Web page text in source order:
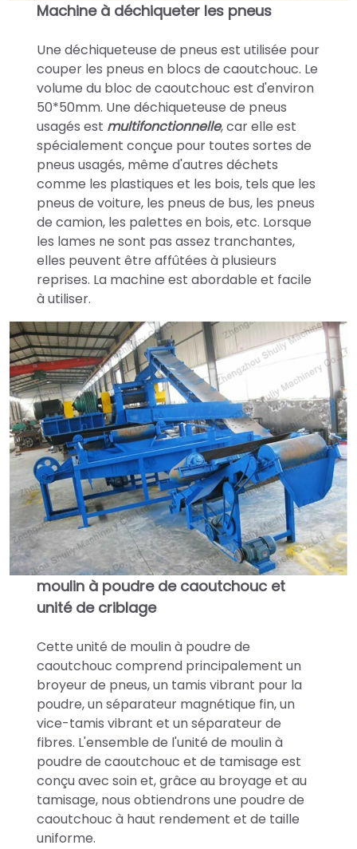
Machine à déchiqueter les pneus
Une déchiqueteuse de pneus est utilisée pour
couper les pneus en blocs de caoutchouc. Le
volume du bloc de caoutchouc est d'environ
50*50mm. Une déchiqueteuse de pneus
usagés est multifonctionnelle, car elle est
spécialement conçue pour toutes sortes de
pneus usagés, même d'autres déchets
comme les plastiques et les bois, tels que les
pneus de voiture, les pneus de bus, les pneus
de camion, les palettes en bois, etc. Lorsque
les lames ne sont pas assez tranchantes,
elles peuvent être affûtées à plusieurs
reprises. La machine est abordable et facile
à utiliser.
moulin à poudre de caoutchouc et
unité de criblage
Cette unité de moulin à poudre de
caoutchouc comprend principalement un
broyeur de pneus, un tamis vibrant pour la
poudre, un séparateur magnétique fin, un
vice-tamis vibrant et un séparateur de
fibres. L'ensemble de l'unité de moulin à
poudre de caoutchouc et de tamisage est
conçu avec soin et, grâce au broyage et au
tamisage, nous obtiendrons une poudre de
caoutchouc à haut rendement et de taille
uniforme.